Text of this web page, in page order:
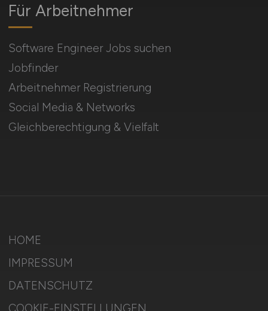
Für Arbeitnehmer
Software Engineer Jobs suchen
Jobfinder
Arbeitnehmer Registrierung
Social Media & Networks
Gleichberechtigung & Vielfalt
HOME
IMPRESSUM
DATENSCHUTZ
COOKIE-EINSTELLUNGEN